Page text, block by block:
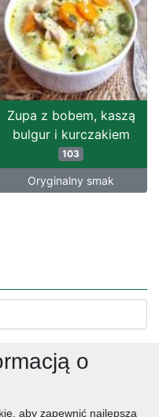
Zupa z bobem, kaszą
bulgur i kurczakiem
103
Oryginalny smak
o
aby zapewnić najlepszą